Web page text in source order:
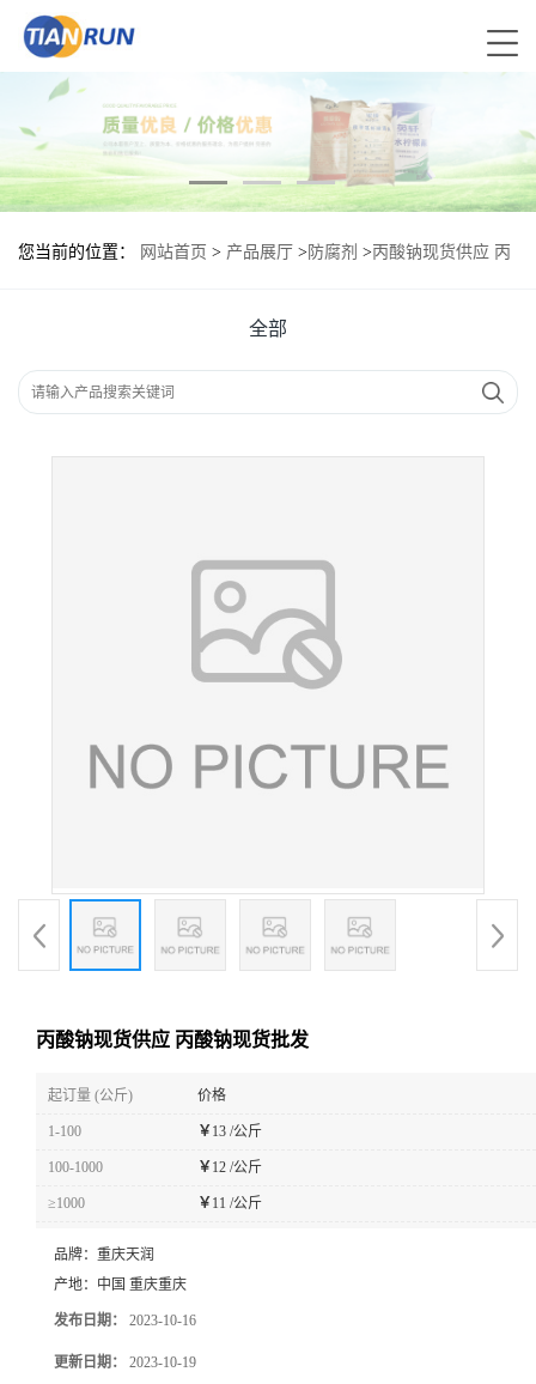
您当前的位置： 网站首页 > 产品展厅 >防腐剂 >丙酸钠现货供应 丙
全部
丙酸钠现货供应 丙酸钠现货批发
起订量 (公斤) 价格
1-100 ￥13 /公斤
100-1000 ￥12 /公斤
≥1000 ￥11 /公斤
品牌： 重庆天润
产地： 中国 重庆重庆
发布日期： 2023-10-16
更新日期： 2023-10-19